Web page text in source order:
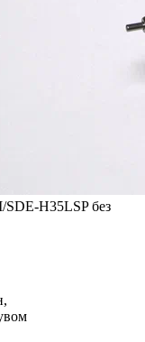
H35LSP без